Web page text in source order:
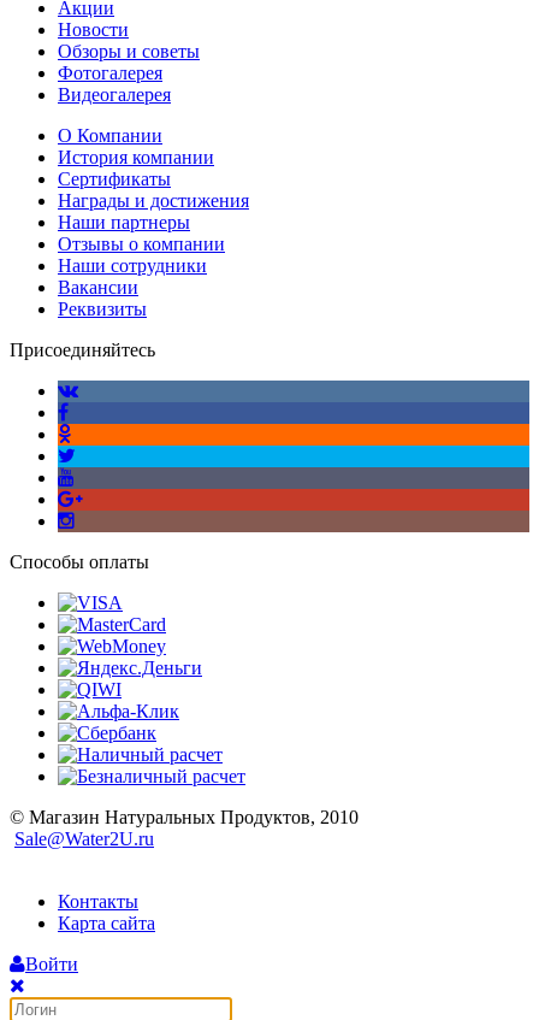
Акции
Новости
Обзоры и советы
Фотогалерея
Видеогалерея
О Компании
История компании
Сертификаты
Награды и достижения
Наши партнеры
Отзывы о компании
Наши сотрудники
Вакансии
Реквизиты
Присоединяйтесь
Способы оплаты
© Магазин Натуральных Продуктов, 2010
Sale@Water2U.ru
Контакты
Карта сайта
Войти